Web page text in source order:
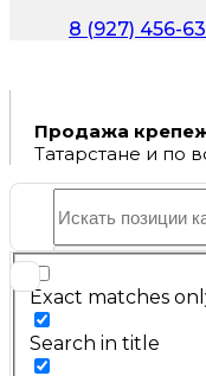
8 (927) 456-
Продажа
Татарстане и по
Exact matches
Search in title